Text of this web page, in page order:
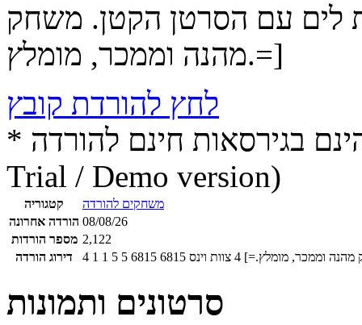
לים עם הסרטן הקטן. משחק
מהנה וממכר, מומלץ.=]
לחץ להורדת קובץ
* התכנים הינם בגירסאות חינם להורדה (Free game / software,
Trial / Demo version)
קטגוריה
משחקים להורדה
הורדה אחרונה 08/08/26
מספר הורדות 2,122
דירוג הורדה
4 1 וממכר, מומלץ.=] 4 צוות וינס 6815
6815
5
5
1
סרטונים ותמונות